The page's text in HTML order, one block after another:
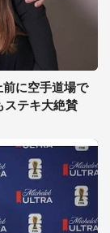
に空手道場で
ステキ大絶賛